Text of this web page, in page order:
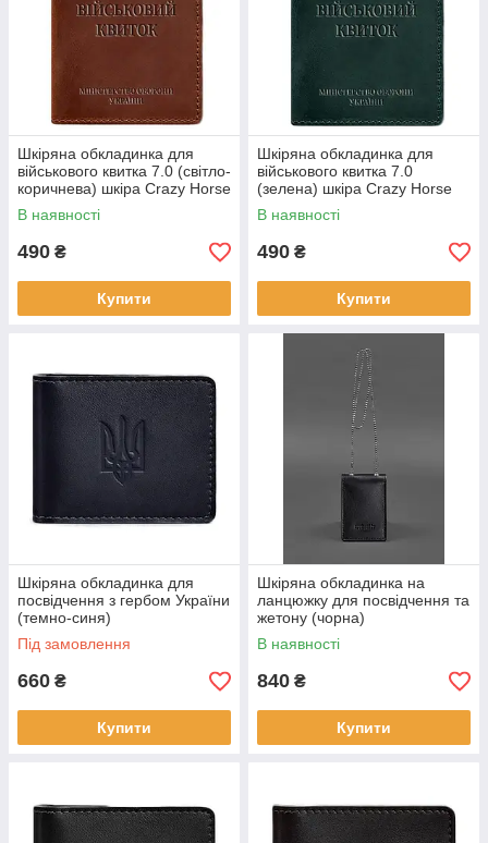
Шкіряна обкладинка для
військового квитка 7.0 (світло-
коричнева) шкіра Crazy Horse
В наявності
490 ₴
Купити
Шкіряна обкладинка для
військового квитка 7.0
(зелена) шкіра Crazy Horse
В наявності
490 ₴
Купити
Шкіряна обкладинка для
посвідчення з гербом України
(темно-синя)
Під замовлення
660 ₴
Купити
Шкіряна обкладинка на
ланцюжку для посвідчення та
жетону (чорна)
В наявності
840 ₴
Купити